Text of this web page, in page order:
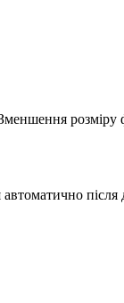
розміру
після